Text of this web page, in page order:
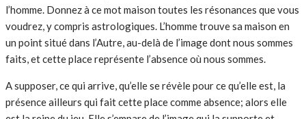
l’homme. Donnez à ce mot maison toutes les résonances que vous
voudrez, y compris astrologiques. L’homme trouve sa maison en
un point situé dans l’Autre, au-delà de l’image dont nous sommes
faits, et cette place représente l’absence où nous sommes.
A supposer, ce qui arrive, qu’elle se révèle pour ce qu’elle est, la
présence ailleurs qui fait cette place comme absence; alors elle